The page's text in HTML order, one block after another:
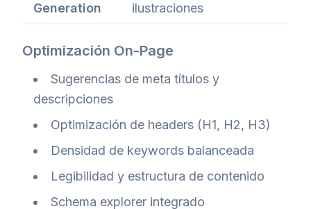
Generation
ilustraciones
Optimización On-Page
Sugerencias de meta títulos y
descripciones
Optimización de headers (H1, H2, H3)
Densidad de keywords balanceada
Legibilidad y estructura de contenido
Schema explorer integrado